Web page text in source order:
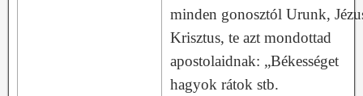
minden gonosztól Urunk,
Krisztus, te azt mondottad
apostolaidnak: „Békességet
hagyok rátok stb.